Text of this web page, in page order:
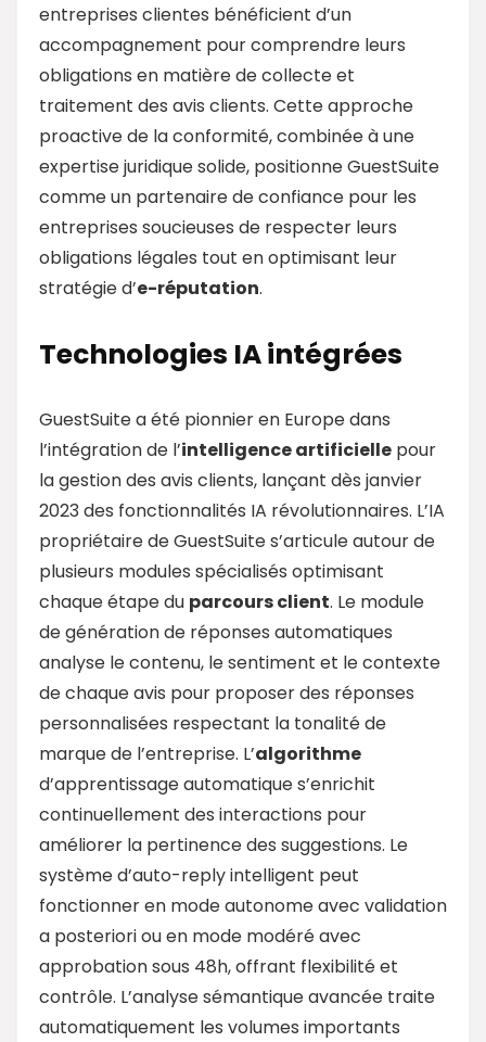
entreprises clientes bénéficient d’un
accompagnement pour comprendre leurs
obligations en matière de collecte et
traitement des avis clients. Cette approche
proactive de la conformité, combinée à une
expertise juridique solide, positionne GuestSuite
comme un partenaire de confiance pour les
entreprises soucieuses de respecter leurs
obligations légales tout en optimisant leur
stratégie d’e-réputation.
Technologies IA intégrées
GuestSuite a été pionnier en Europe dans
l’intégration de l’intelligence artificielle pour
la gestion des avis clients, lançant dès janvier
2023 des fonctionnalités IA révolutionnaires. L’IA
propriétaire de GuestSuite s’articule autour de
plusieurs modules spécialisés optimisant
chaque étape du parcours client. Le module
de génération de réponses automatiques
analyse le contenu, le sentiment et le contexte
de chaque avis pour proposer des réponses
personnalisées respectant la tonalité de
marque de l’entreprise. L’algorithme
d’apprentissage automatique s’enrichit
continuellement des interactions pour
améliorer la pertinence des suggestions. Le
système d’auto-reply intelligent peut
fonctionner en mode autonome avec validation
a posteriori ou en mode modéré avec
approbation sous 48h, offrant flexibilité et
contrôle. L’analyse sémantique avancée traite
automatiquement les volumes importants